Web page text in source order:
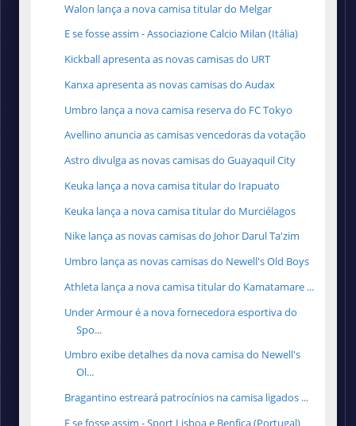
Walon lança a nova camisa titular do Melgar
E se fosse assim - Associazione Calcio Milan (Itália)
Kickball apresenta as novas camisas do URT
Kanxa apresenta as novas camisas do Audax
Umbro lança a nova camisa reserva do FC Tokyo
Avellino anuncia as camisas vencedoras da votação
Astro divulga as novas camisas do Guayaquil City
Keuka lança a nova camisa titular do Irapuato
Keuka lança a nova camisa titular do Murciélagos
Nike lança as novas camisas do Johor Darul Ta'zim
Umbro lança as novas camisas do Newell's Old Boys
Athleta lança a nova camisa titular do Kamatamare ...
Under Armour é a nova fornecedora esportiva do
Spo...
Umbro exibe detalhes da nova camisa do Newell's
Ol...
Bragantino estreará patrocínios na camisa ligados ...
E se fosse assim - Sport Lisboa e Benfica (Portugal)